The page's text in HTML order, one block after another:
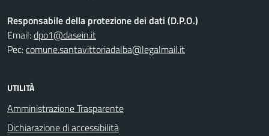
Responsabile della protezione dei dati (D.P.O.)
Email:dpo1@dasein.it
Pec:comune.santavittoriadalba@legalmail.it
UTILITÀ
Amministrazione Trasparente
Dichiarazione di accessibilità